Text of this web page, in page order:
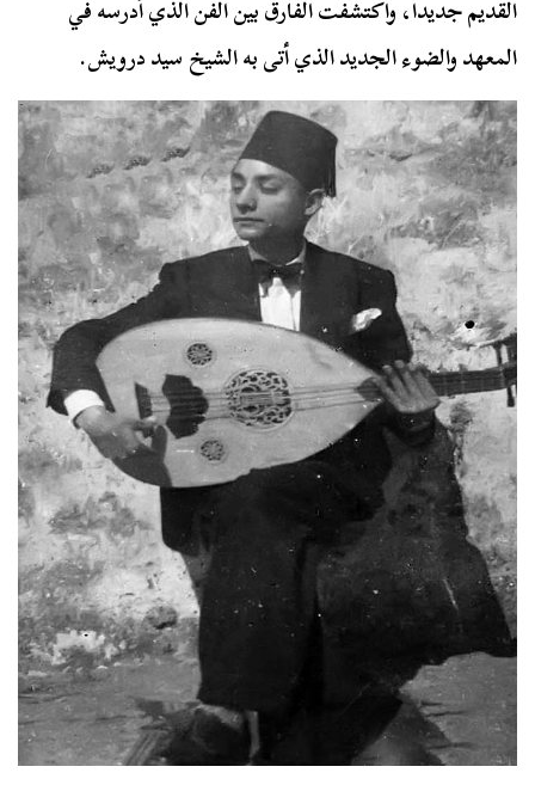
القديم جديدا، واكتشفت الفارق بين الفن الذي أدرسه في
المعهد والضوء الجديد الذي أتى به الشيخ سيد درويش.